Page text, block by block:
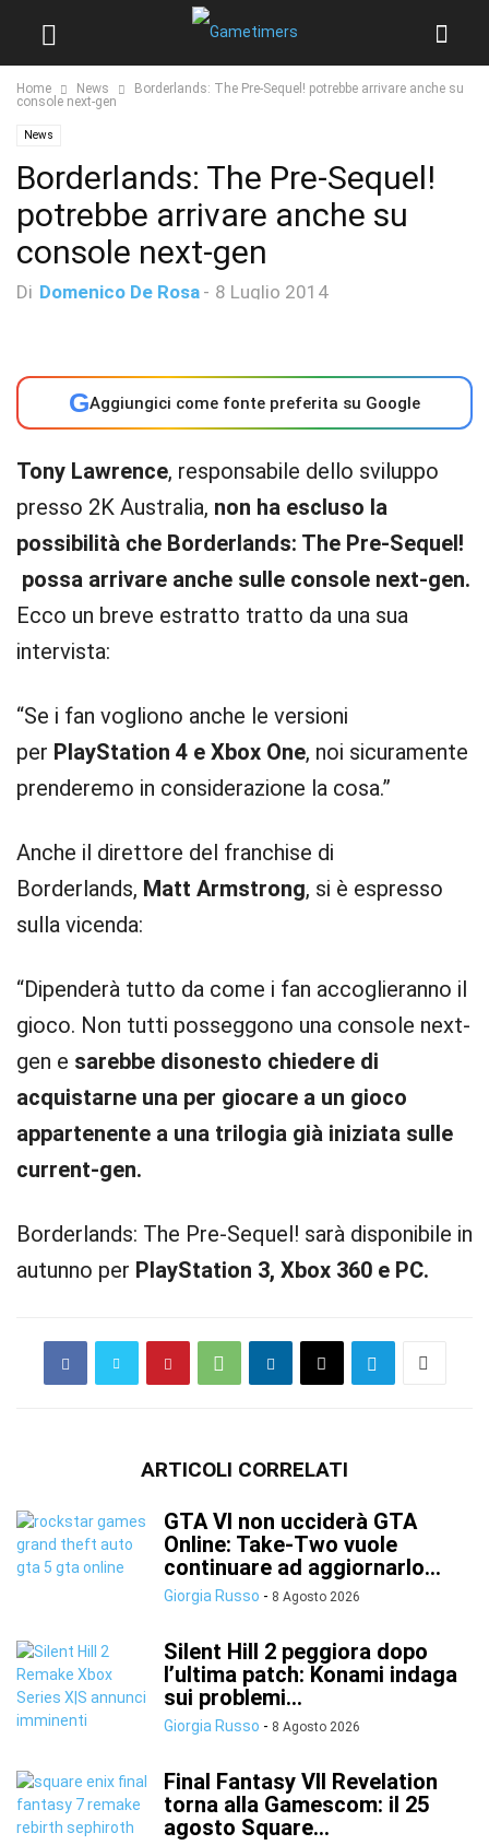
Home News
Borderlands: The Pre-Sequel! potrebbe arrivare anche su
console next-gen
News
Borderlands: The Pre-Sequel!
potrebbe arrivare anche su
console next-gen
Di Domenico De Rosa - 8 Luglio 2014
GAggiungici come fonte preferita su Google
Tony Lawrence, responsabile dello sviluppo
presso 2K Australia, non ha escluso la
possibilità che Borderlands: The Pre-Sequel!
possa arrivare anche sulle console next-gen.
Ecco un breve estratto tratto da una sua
intervista:
“Se i fan vogliono anche le versioni
per PlayStation 4 e Xbox One, noi sicuramente
prenderemo in considerazione la cosa.”
Anche il direttore del franchise di
Borderlands, Matt Armstrong, si è espresso
sulla vicenda:
“Dipenderà tutto da come i fan accoglieranno il
gioco. Non tutti posseggono una console next-
gen e sarebbe disonesto chiedere di
acquistarne una per giocare a un gioco
appartenente a una trilogia già iniziata sulle
current-gen.
Borderlands: The Pre-Sequel! sarà disponibile in
autunno per PlayStation 3, Xbox 360 e PC.
ARTICOLI CORRELATI
GTA VI non ucciderà GTA
Online: Take-Two vuole
continuare ad aggiornarlo...
Giorgia Russo - 8 Agosto 2026
Silent Hill 2 peggiora dopo
l’ultima patch: Konami indaga
sui problemi...
Giorgia Russo - 8 Agosto 2026
Final Fantasy VII Revelation
torna alla Gamescom: il 25
agosto Square...